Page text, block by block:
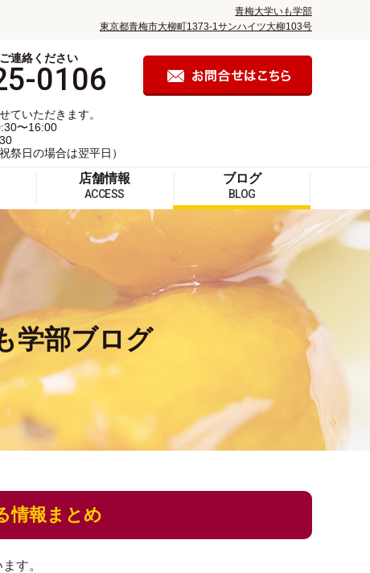
青梅大学いも学部
東京都青梅市大柳町1373-1サンハイツ大柳103号
連絡ください
0106
ていただきます。
〜16:00
祭日の場合は翌平日）
店舗情報
ACCESS
ブログ
BLOG
学部ブログ
情報まとめ
す。